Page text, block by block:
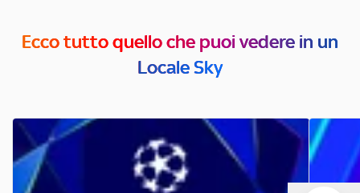
Ecco tutto quello che puoi vedere in un
Locale Sky